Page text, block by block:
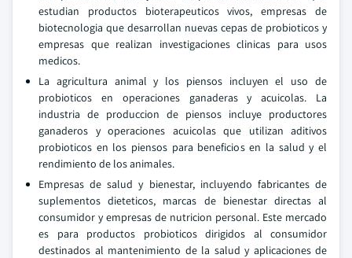
estudian productos bioterapeuticos vivos, empresas de
biotecnologia que desarrollan nuevas cepas de probioticos y
empresas que realizan investigaciones clinicas para usos
medicos.
La agricultura animal y los piensos incluyen el uso de
probioticos en operaciones ganaderas y acuicolas. La
industria de produccion de piensos incluye productores
ganaderos y operaciones acuicolas que utilizan aditivos
probioticos en los piensos para beneficios en la salud y el
rendimiento de los animales.
Empresas de salud y bienestar, incluyendo fabricantes de
suplementos dieteticos, marcas de bienestar directas al
consumidor y empresas de nutricion personal. Este mercado
es para productos probioticos dirigidos al consumidor
destinados al mantenimiento de la salud y aplicaciones de